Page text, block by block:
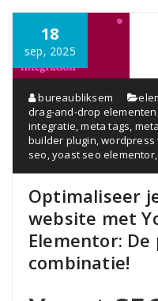
18
sep, 2025
bureaubliksem
drag-and-drop elementen
integratie,meta tags,
builder plugin,wordpress
seo,yoast seo elementor,
Optimaliseer
website met
Elementor:
combinatie!